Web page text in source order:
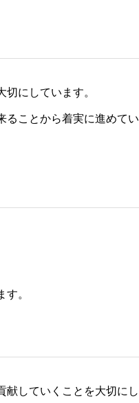
にしています。
ることから着実に進めてい
す。
献していくことを大切にし